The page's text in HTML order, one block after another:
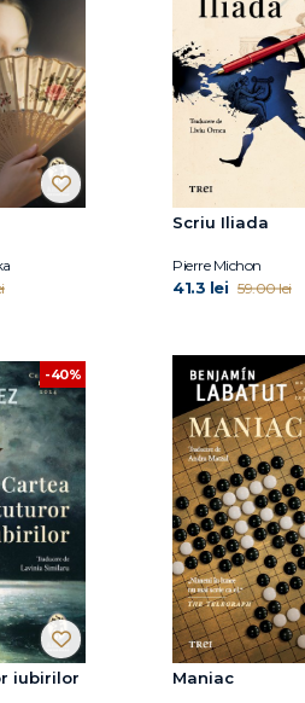
Scriu Iliada
Pierre Michon
41.3 lei 59.00 lei
-40%
iubirilor Maniac